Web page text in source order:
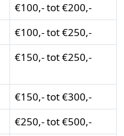
€100,- tot €200,-
€100,- tot €250,-
€150,- tot €250,-
€150,- tot €300,-
€250,- tot €500,-